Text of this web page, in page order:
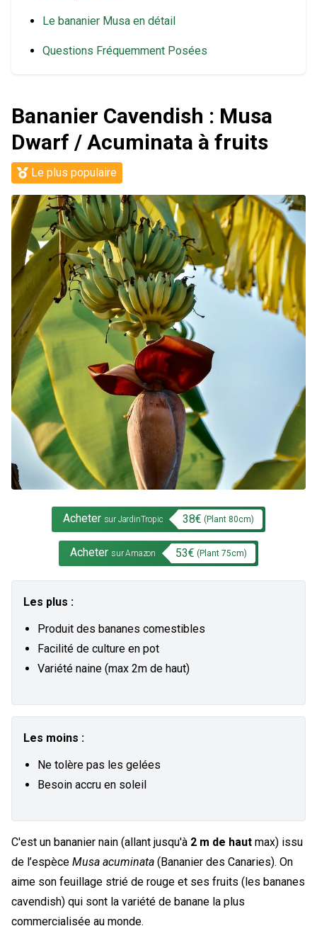
Le bananier Musa en détail
Questions Fréquemment Posées
Bananier Cavendish : Musa
Dwarf / Acuminata à fruits
Le plus populaire
Acheter sur JardinTropic 38€ (Plant 80cm)
Acheter sur Amazon 53€ (Plant 75cm)
Les plus :
Produit des bananes comestibles
Facilité de culture en pot
Variété naine (max 2m de haut)
Les moins :
Ne tolère pas les gelées
Besoin accru en soleil
C'est un bananier nain (allant jusqu'à 2 m de haut max) issu
de l’espèce Musa acuminata (Bananier des Canaries). On
aime son feuillage strié de rouge et ses fruits (les bananes
cavendish) qui sont la variété de banane la plus
commercialisée au monde.